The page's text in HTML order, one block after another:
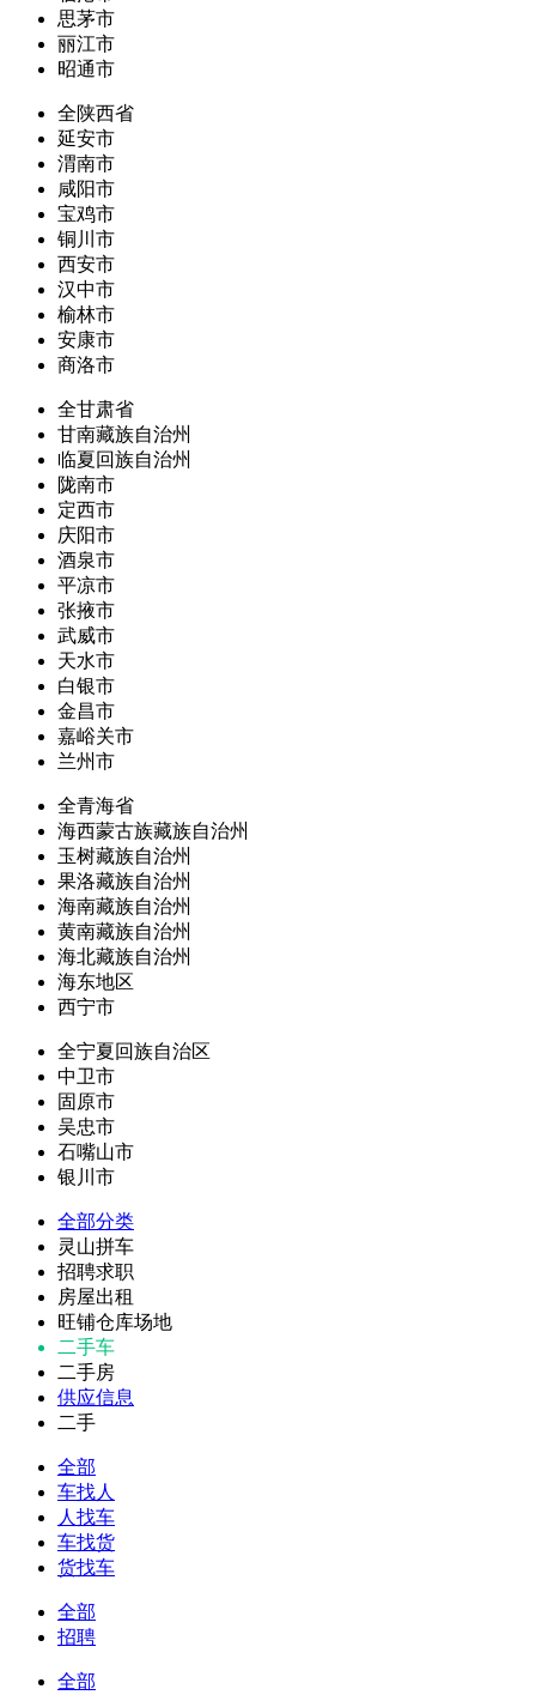
思茅市
丽江市
昭通市
全陕西省
延安市
渭南市
咸阳市
宝鸡市
铜川市
西安市
汉中市
榆林市
安康市
商洛市
全甘肃省
甘南藏族自治州
临夏回族自治州
陇南市
定西市
庆阳市
酒泉市
平凉市
张掖市
武威市
天水市
白银市
金昌市
嘉峪关市
兰州市
全青海省
海西蒙古族藏族自治州
玉树藏族自治州
果洛藏族自治州
海南藏族自治州
黄南藏族自治州
海北藏族自治州
海东地区
西宁市
全宁夏回族自治区
中卫市
固原市
吴忠市
石嘴山市
银川市
全部分类
灵山拼车
招聘求职
房屋出租
旺铺仓库场地
二手车
二手房
供应信息
二手
全部
车找人
人找车
车找货
货找车
全部
招聘
全部